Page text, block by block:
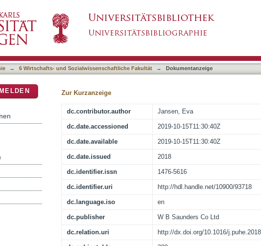
qualitative interview study in
→ 6 Wirtschafts- und Sozialwissenschaftliche Fakultät → Dokumentanzeige
Zur Kurzanzeige
dc.contributor.author Jansen, Eva
dc.date.accessioned 2019-10-15T11:30:40Z
dc.date.available 2019-10-15T11:30:40Z
dc.date.issued 2018
dc.identifier.issn 1476-5616
dc.identifier.uri http://hdl.handle.net/10900/93718
dc.language.iso en
dc.publisher W B Saunders Co Ltd
dc.relation.uri http://dx.doi.org/10.1016/